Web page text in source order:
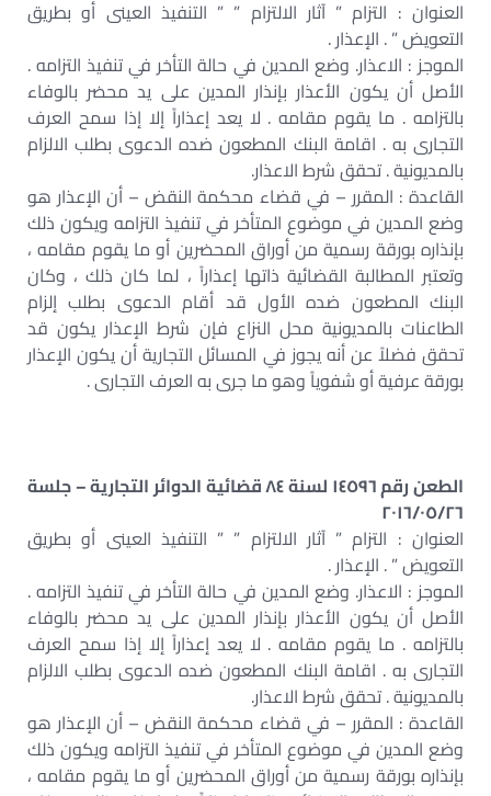
العنوان : التزام ” آثار الالتزام ” ” التنفيذ العينى أو بطريق
التعويض ” . الإعذار .
الموجز : الاعذار. وضع المدين في حالة التأخر في تنفيذ التزامه .
الأصل أن يكون الأعذار بإنذار المدين على يد محضر بالوفاء
بالتزامه . ما يقوم مقامه . لا يعد إعذاراً إلا إذا سمح العرف
التجارى به . اقامة البنك المطعون ضده الدعوى بطلب الالزام
بالمديونية . تحقق شرط الاعذار.
القاعدة : المقرر – في قضاء محكمة النقض – أن الإعذار هو
وضع المدين في موضوع المتأخر في تنفيذ التزامه ويكون ذلك
بإنذاره بورقة رسمية من أوراق المحضرين أو ما يقوم مقامه ،
وتعتبر المطالبة القضائية ذاتها إعذاراً ، لما كان ذلك ، وكان
البنك المطعون ضده الأول قد أقام الدعوى بطلب إلزام
الطاعنات بالمديونية محل النزاع فإن شرط الإعذار يكون قد
تحقق فضلاً عن أنه يجوز في المسائل التجارية أن يكون الإعذار
بورقة عرفية أو شفوياً وهو ما جرى به العرف التجارى .
الطعن رقم ١٤٥٩٦ لسنة ٨٤ قضائية الدوائر التجارية – جلسة
٢٠١٦/٠٥/٢٦
العنوان : التزام ” آثار الالتزام ” ” التنفيذ العينى أو بطريق
التعويض ” . الإعذار .
الموجز : الاعذار. وضع المدين في حالة التأخر في تنفيذ التزامه .
الأصل أن يكون الأعذار بإنذار المدين على يد محضر بالوفاء
بالتزامه . ما يقوم مقامه . لا يعد إعذاراً إلا إذا سمح العرف
التجارى به . اقامة البنك المطعون ضده الدعوى بطلب الالزام
بالمديونية . تحقق شرط الاعذار.
القاعدة : المقرر – في قضاء محكمة النقض – أن الإعذار هو
وضع المدين في موضوع المتأخر في تنفيذ التزامه ويكون ذلك
بإنذاره بورقة رسمية من أوراق المحضرين أو ما يقوم مقامه ،